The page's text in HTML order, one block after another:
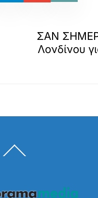
ΣΑΝ
Λονδίνου
To